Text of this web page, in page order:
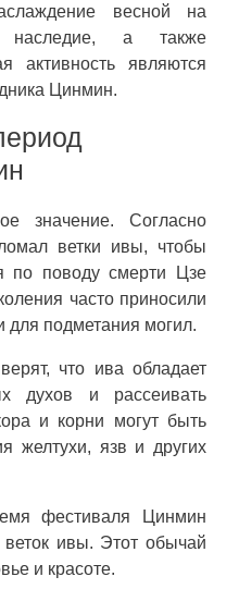
весной на
наследие, а также
активность являются
Цинмин.
значение. Согласно
ветки ивы, чтобы
по поводу смерти Цзе
часто приносили
для подметания могил.
что ива обладает
духов и рассеивать
и корни могут быть
желтухи, язв и других
фестиваля Цинмин
веток ивы. Этот обычай
и красоте.